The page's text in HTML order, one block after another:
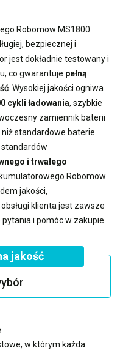
Robomow MS1800
bezpiecznej i
jest dokładnie testowany i
co gwarantuje pełną
. Wysokiej jakości ogniwa
cykli ładowania, szybkie
zamiennik baterii
standardowe baterie
i trwałego
Robomow
jakości,
klienta jest zawsze
i pomóc w zakupie.
jakość
w którym każda